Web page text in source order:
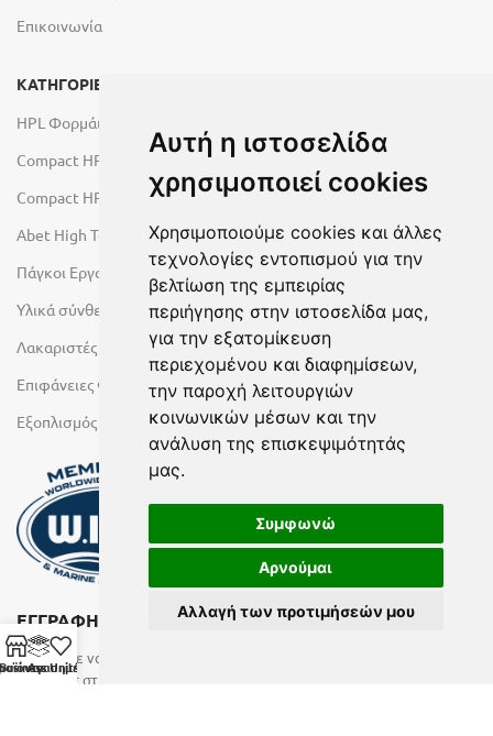
Αυτή η ιστοσελίδα
χρησιμοποιεί cookies
Χρησιμοποιούμε cookies και άλλες
τεχνολογίες εντοπισμού για την
βελτίωση της εμπειρίας
περιήγησης στην ιστοσελίδα μας,
για την εξατομίκευση
περιεχομένου και διαφημίσεων,
την παροχή λειτουργιών
κοινωνικών μέσων και την
ανάλυση της επισκεψιμότητάς
μας.
Συμφωνώ
Αρνούμαι
Αλλαγή των προτιμήσεών μου
Επικοινωνία
ΚΑΤΗΓΟΡΙΕΣ
HPL Φορμάικες
Compact HPL Εσωτερικού Χώρου
Compact HPL Εξωτερικού Χώρου
Abet High Tech Solutions
Πάγκοι Εργασίας Duropal
Υλικά σύνθεσης πόρτας
Λακαριστές επιφάνειες Primeboard
Επιφάνειες Φυσικών Πετρωμάτων
Εξοπλισμός Υγρών Χώρων
ΕΓΓΡΑΦΗ ΣΤΟ NEWSLETTER
Αν θέλετε να λαμβάνετε ενημερωτικά email συμπληρώστε το
email σας στην παρακάτω φόρμα
Units
Αγαπημένα